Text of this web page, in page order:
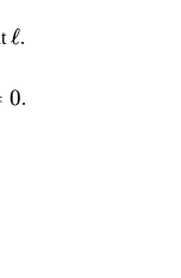
\ell
ℓ.
0.